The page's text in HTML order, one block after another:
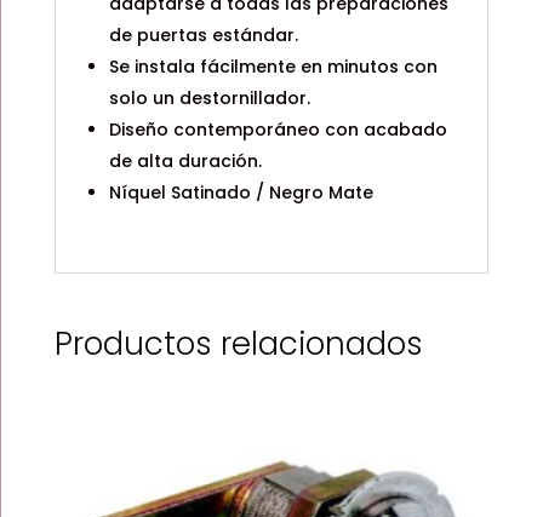
de puertas estándar.
Se instala fácilmente en minutos con
solo un destornillador.
Diseño contemporáneo con acabado
de alta duración.
Níquel Satinado / Negro Mate
Productos relacionados